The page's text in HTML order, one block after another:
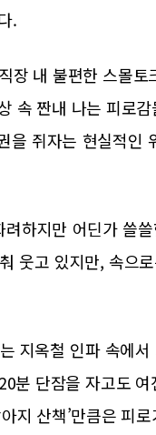
.
장 내 불편한 스몰
속 짠내 나는 피로
을 쥐자는 현실적인
하지만 어딘가 쓸
웃고 있지만, 속으
지옥철 인파 속에
분 단잠을 자고도
지 산책’만큼은 피